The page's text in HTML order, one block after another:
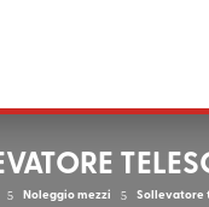
5 Noleggio mezzi 5 Sollevatore